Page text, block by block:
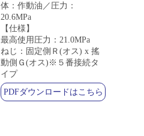
体：作動油／圧力：
20.6MPa
【仕様】
最高使用圧力：21.0MPa
ねじ：固定側Ｒ(オス) x 搖
動側Ｇ(オス)※５番接続タ
イプ
PDFダウンロードはこちら